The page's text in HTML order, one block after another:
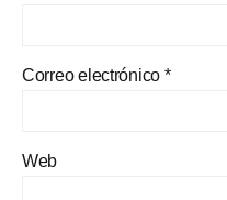
Correo electrónico *
Web